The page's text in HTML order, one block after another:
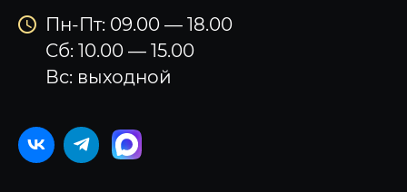
Пн-Пт: 09.00 — 18.00
Сб: 10.00 — 15.00
Вс: выходной